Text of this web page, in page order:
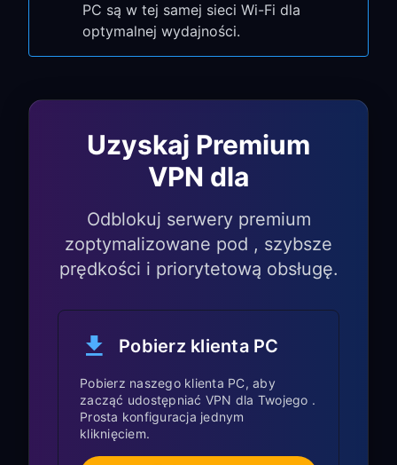
Wskazówki
specyficzne dla
Dla telewizorów Samsung z
Tizen OS:
Ustawienia Proxy zwykle znajdują się
wNetwork→Expert Settings
Niektóre starsze wersje Tizen mogą
wymagać ponownego uruchomienia
Dla modeli Samsung TV z
Android TV:
Szukaj ustawień Proxy w
Internet→
PC są w tej samej sieci Wi-Fi dla
optymalnej wydajności.
Uzyskaj Premium
VPN dla
Odblokuj serwery premium
zoptymalizowane pod , szybsze
prędkości i priorytetową obsługę.
Pobierz klienta PC
Pobierz naszego klienta PC, aby
zacząć udostępniać VPN dla Twojego .
Prosta konfiguracja jednym
kliknięciem.